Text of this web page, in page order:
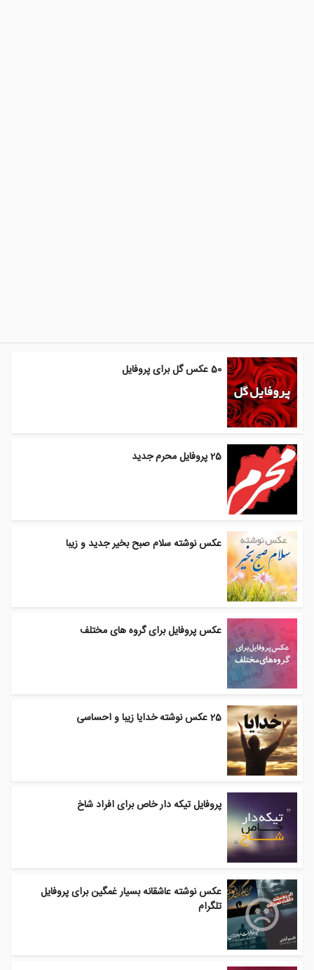
50 عکس گل برای پروفایل
25 پروفایل محرم جدید
عکس نوشته سلام صبح بخیر جدید و زیبا
عکس پروفایل برای گروه های مختلف
25 عکس نوشته خدایا زیبا و احساسی
پروفایل تیکه دار خاص برای افراد شاخ
عکس نوشته عاشقانه بسیار غمگین برای پروفایل
تلگرام